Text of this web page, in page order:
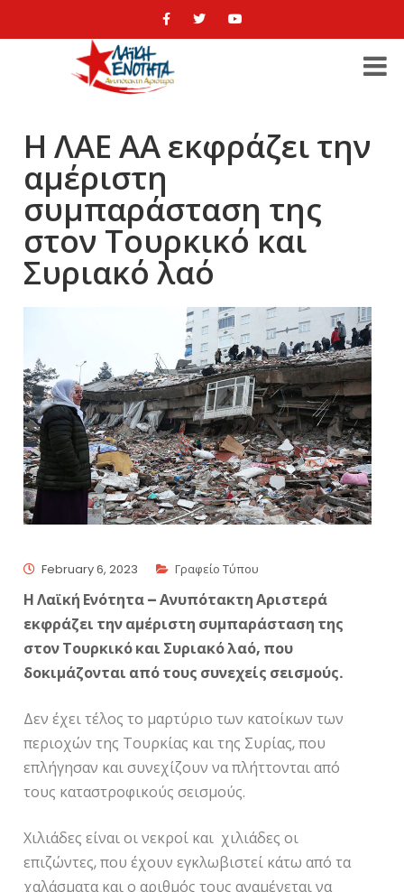
Η ΛΑΕ ΑΑ εκφράζει την
αμέριστη
συμπαράσταση της
στον Τουρκικό και
Συριακό λαό
February 6, 2023 Γραφείο Τύπου
Η Λαϊκή Ενότητα – Ανυπότακτη Αριστερά
εκφράζει την αμέριστη συμπαράσταση της
στον Τουρκικό και Συριακό λαό, που
δοκιμάζονται από τους συνεχείς σεισμούς.
Δεν έχει τέλος το μαρτύριο των κατοίκων των
περιοχών της Τουρκίας και της Συρίας, που
επλήγησαν και συνεχίζουν να πλήττονται από
τους καταστροφικούς σεισμούς.
Χιλιάδες είναι οι νεκροί και χιλιάδες οι
επιζώντες, που έχουν εγκλωβιστεί κάτω από τα
χαλάσματα και ο αριθμός τους αναμένεται να